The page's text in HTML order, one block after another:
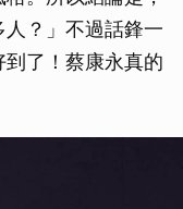
？」不過話鋒一
了！蔡康永真的